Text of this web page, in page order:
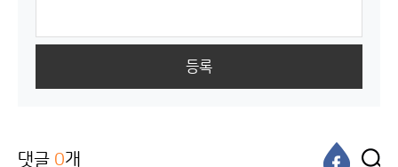
등록
댓글 0개